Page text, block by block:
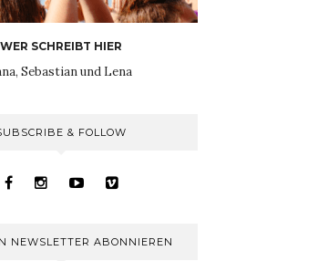
WER SCHREIBT HIER
Sebastian und Lena
& FOLLOW
NEWSLETTER ABONNIEREN